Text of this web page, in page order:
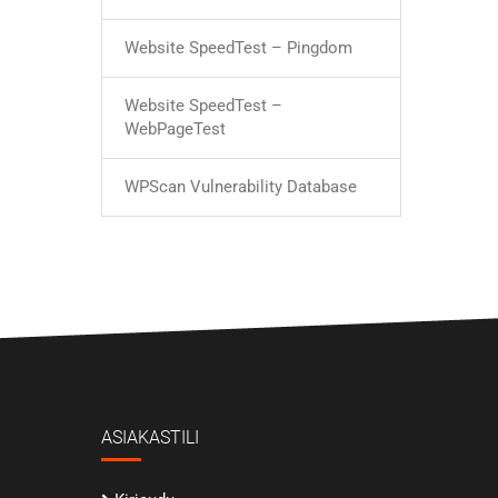
Website SpeedTest – Pingdom
Website SpeedTest –
WebPageTest
WPScan Vulnerability Database
ASIAKASTILI